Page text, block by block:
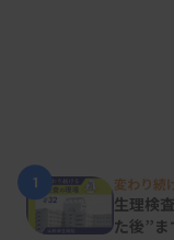
今般の賃金問題
ちで商品の価格
の判断で給与を
1
変わり続
生理検
た後”ま